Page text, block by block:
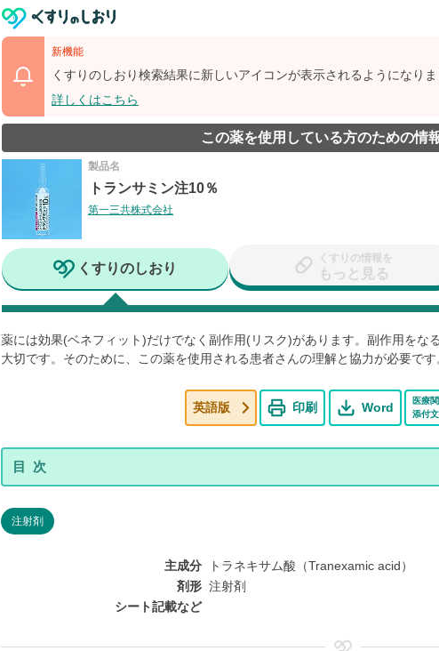
新機能
くすりのしおり検索結果に新しいアイコンが表示されるようになりま
詳しくはこちら
この薬を使用している方のための情
製品名
トランサミン注10％
第一三共株式会社
くすりのしおり
くすりの情報を
もっと見る
薬には効果(ベネフィット)だけでなく副作用(リスク)があります。副作用をな
大切です。そのために、この薬を使用される患者さんの理解と協力が必要です
英語版 印刷 Word
医療
添付
注射剤
主成分
トラネキサム酸（Tranexamic acid）
剤形 注射剤
シート記載など